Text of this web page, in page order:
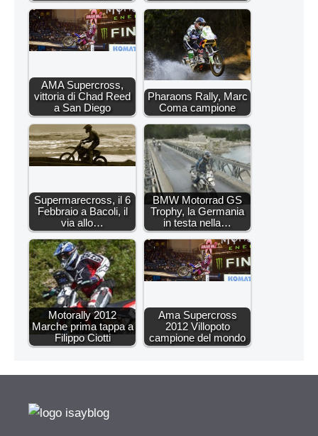
AMA Supercross,
vittoria di Chad Reed
a San Diego
Pharaons Rally, Marc
Coma campione
Supermarecross, il 6
Febbraio a Bacoli, il
via allo…
BMW Motorrad GS
Trophy, la Germania
in testa nella…
Motorally 2012
Marche prima tappa a
Filippo Ciotti
Ama Supercross
2012 Villopoto
campione del mondo